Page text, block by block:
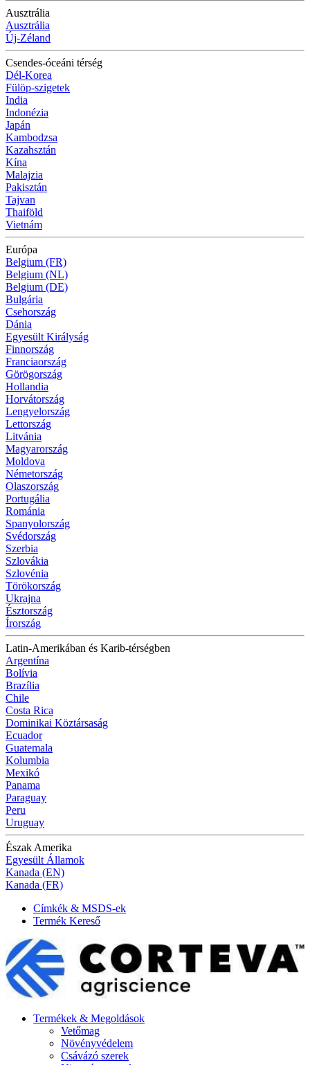
Ausztrália
Ausztrália
Új-Zéland
Csendes-óceáni térség
Dél-Korea
Fülöp-szigetek
India
Indonézia
Japán
Kambodzsa
Kazahsztán
Kína
Malajzia
Pakisztán
Tajvan
Thaiföld
Vietnám
Európa
Belgium (FR)
Belgium (NL)
Belgium (DE)
Bulgária
Csehország
Dánia
Egyesült Királyság
Finnország
Franciaország
Görögország
Hollandia
Horvátország
Lengyelország
Lettország
Litvánia
Magyarország
Moldova
Németország
Olaszország
Portugália
Románia
Spanyolország
Svédország
Szerbia
Szlovákia
Szlovénia
Törökország
Ukrajna
Észtország
Írország
Latin-Amerikában és Karib-térségben
Argentína
Bolívia
Brazília
Chile
Costa Rica
Dominikai Köztársaság
Ecuador
Guatemala
Kolumbia
Mexikó
Panama
Paraguay
Peru
Uruguay
Észak Amerika
Egyesült Államok
Kanada (EN)
Kanada (FR)
Címkék & MSDS-ek
Termék Kereső
Termékek & Megoldások
Vetőmag
Növényvédelem
Csávázó szerek